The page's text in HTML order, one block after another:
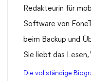
Redakteurin für
Software von
beim Backup und
Sie liebt das Lesen,
Die vollständige